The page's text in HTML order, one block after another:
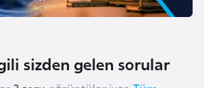
sizden gelen sorular